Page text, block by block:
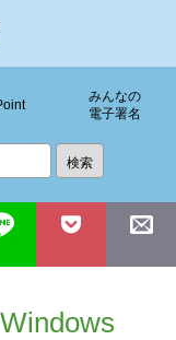
みんなの
電子署名